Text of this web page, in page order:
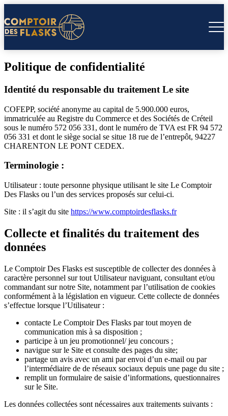
Politique de confidentialité
Identité du responsable du traitement Le site
COFEPP, société anonyme au capital de 5.900.000 euros,
immatriculée au Registre du Commerce et des Sociétés de Créteil
sous le numéro 572 056 331, dont le numéro de TVA est FR 94 572
056 331 et dont le siège social se situe 18 rue de l’entrepôt, 94227
CHARENTON LE PONT CEDEX.
Terminologie :
Utilisateur : toute personne physique utilisant le site Le Comptoir
Des Flasks ou l’un des services proposés sur celui-ci.
Site : il s’agit du site https://www.comptoirdesflasks.fr
Collecte et finalités du traitement des
données
Le Comptoir Des Flasks est susceptible de collecter des données à
caractère personnel sur tout Utilisateur naviguant, consultant et/ou
commandant sur notre Site, notamment par l’utilisation de cookies
conformément à la législation en vigueur. Cette collecte de données
s’effectue lorsque l’Utilisateur :
contacte Le Comptoir Des Flasks par tout moyen de
communication mis à sa disposition ;
participe à un jeu promotionnel/ jeu concours ;
navigue sur le Site et consulte des pages du site;
partage un avis avec un ami par envoi d’un e-mail ou par
l’intermédiaire de de réseaux sociaux depuis une page du site ;
remplit un formulaire de saisie d’informations, questionnaires
sur le Site.
Les données collectées sont nécessaires aux traitements suivants :